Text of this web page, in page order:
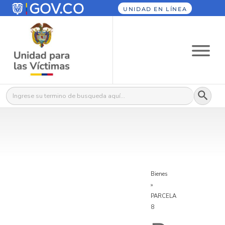
UNIDAD EN LÍNEA
Buscar: Botón
Bienes
»
PARCELA
8